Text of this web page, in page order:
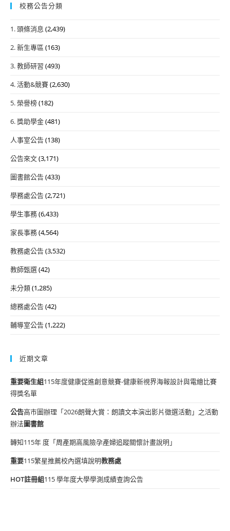
校務公告分類
1. 頭條消息 (2,439)
2. 新生專區 (163)
3. 教師研習 (493)
4. 活動&競賽(2,630)
5. 榮譽榜(182)
6. 獎助學金(481)
人事室公告(138)
公告來文(3,171)
圖書館公告(433)
學務處公告(2,721)
學生事務(6,433)
家長事務(4,564)
教務處公告(3,532)
教師甄選(42)
未分類(1,285)
總務處公告(42)
輔導室公告(1,222)
近期文章
重要衛生組115年度健康促進創意競賽-健康新視界海報設計與電繪比賽
得獎名單
公告高市圖辦理「2026朗聲大賞：朗讀文本演出影片徵選活動」之活動
辦法圖書館
轉知115年 度「周產期高風險孕產婦追蹤關懷計畫說明」
重要115繁星推薦校內選填說明教務處
HOT註冊組115 學年度大學學測成績查詢公告